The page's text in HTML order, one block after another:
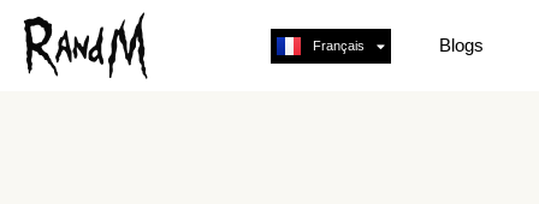
Français
English Blogs